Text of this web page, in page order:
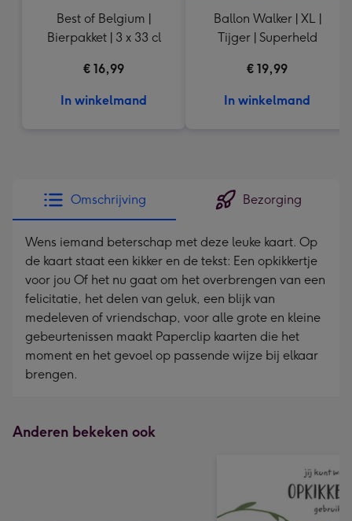
Best of Belgium |
Bierpakket | 3 x 33 cl
€ 16,99
In winkelmand
Ballon Walker | XL |
Tijger | Superheld
€ 19,99
In winkelmand
Omschrijving Bezorging
Wens iemand beterschap met deze leuke kaart. Op
de kaart staat een kikker en de tekst: Een opkikkertje
voor jou Of het nu gaat om het overbrengen van een
felicitatie, het delen van geluk, een blijk van
medeleven of vriendschap, voor alle grote en kleine
gebeurtenissen maakt Paperclip kaarten die het
moment en het gevoel op passende wijze bij elkaar
brengen.
Anderen bekeken ook